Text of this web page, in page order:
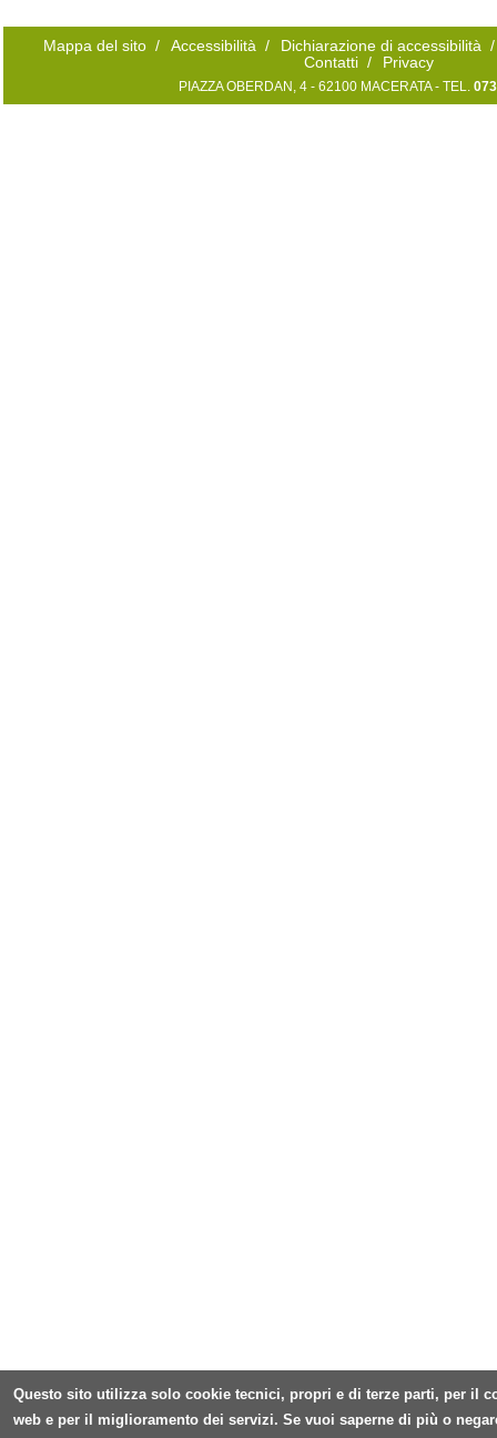
Mappa del sito / Accessibilità / Dichiarazione di accessibilità /
Contatti / Privacy
PIAZZA OBERDAN, 4 - 62100 MACERATA - TEL.
Questo sito utilizza solo cookie tecnici, propri e di terze parti, per il
web e per il miglioramento dei servizi. Se vuoi saperne di più o